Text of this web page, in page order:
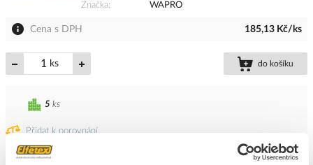
Značka
WAPRO
Cena s DPH 185,13 Kč/ks
ks do košíku
Přidat k porovnání
5 ks